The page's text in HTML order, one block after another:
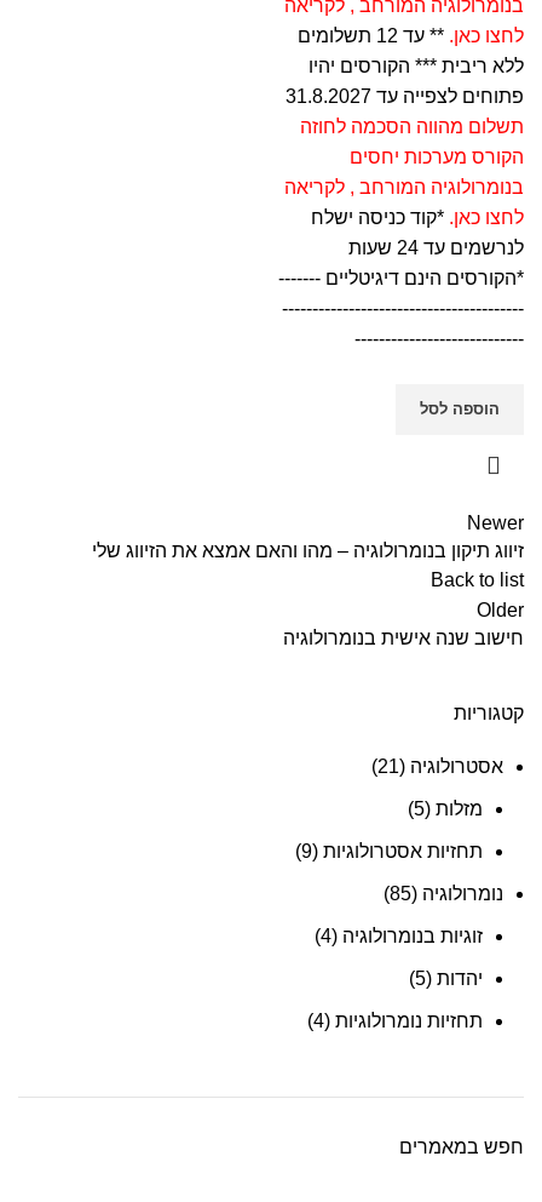
בנומרולוגיה המורחב , לקריאה
לחצו כאן.
** עד 12 תשלומים
ללא ריבית *** הקורסים יהיו
פתוחים לצפייה עד 31.8.2027
תשלום מהווה הסכמה לחוזה
הקורס מערכות יחסים
בנומרולוגיה המורחב , לקריאה
לחצו כאן. *קוד כניסה ישלח
לנרשמים עד 24 שעות
*הקורסים הינם דיגיטליים -------
----------------------------------------
----------------------------
הוספה לסל
Newer
זיווג תיקון בנומרולוגיה – מהו והאם אמצא את הזיווג שלי
Back to list
Older
חישוב שנה אישית בנומרולוגיה
קטגוריות
אסטרולוגיה (21)
מזלות (5)
תחזיות אסטרולוגיות (9)
נומרולוגיה (85)
זוגיות בנומרולוגיה (4)
יהדות (5)
תחזיות נומרולוגיות (4)
חפש במאמרים